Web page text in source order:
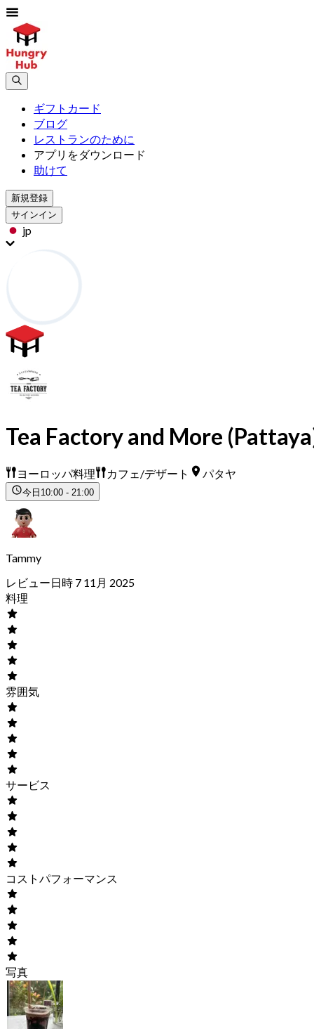
ギフトカード
ブログ
レストランのために
アプリをダウンロード
助けて
新規登録
サインイン
jp
Tea Factory and More
ヨーロッパ料理 カフェ/デザート パタヤ
今日 10:00 - 21:00
Tammy
レビュー日時 7 11月 2025
料理
雰囲気
サービス
コストパフォーマンス
写真